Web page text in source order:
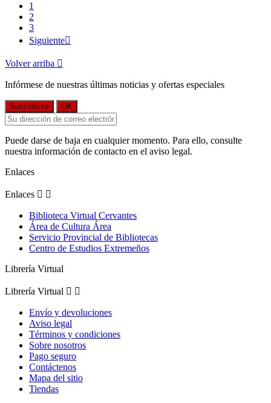
1
2
3
Siguiente
Volver arriba 
Infórmese de nuestras últimas noticias y ofertas especiales
Puede darse de baja en cualquier momento. Para ello, consulte
nuestra información de contacto en el aviso legal.
Enlaces
Enlaces  
Biblioteca Virtual Cervantes
Área de Cultura Área
Servicio Provincial de Bibliotecas
Centro de Estudios Extremeños
Librería Virtual
Librería Virtual  
Envío y devoluciones
Aviso legal
Términos y condiciones
Sobre nosotros
Pago seguro
Contáctenos
Mapa del sitio
Tiendas